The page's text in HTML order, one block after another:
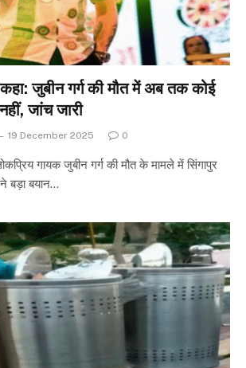
जुबीन गर्ग की मौत में अब तक कोई
जांच जारी
19 December 2025 0
गायक जुबीन गर्ग की मौत के मामले में सिंगापुर
बड़ा बयान…